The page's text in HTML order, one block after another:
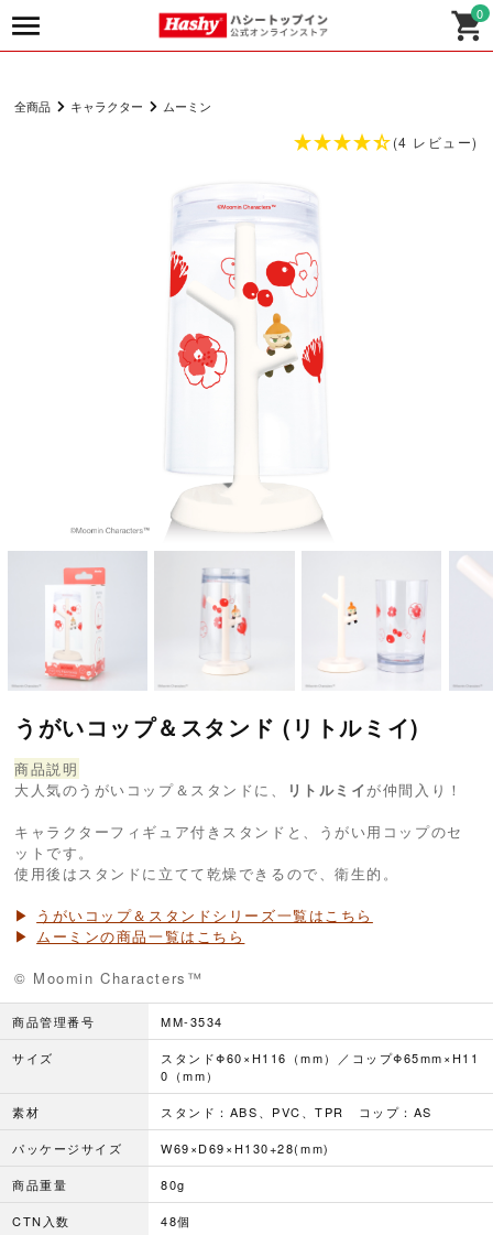
0
全商品 キャラクター ムーミン
(4 レビュー)
うがいコップ＆スタンド (リトルミイ)
商品説明
大人気のうがいコップ＆スタンドに、
リトルミイ が仲間入り！
キャラクターフィギュア付きスタンドと、うがい用コップのセ
ットです。
使用後はスタンドに立てて乾燥できるので、衛生的。
▶ うがいコップ＆スタンドシリーズ一覧はこちら
▶ムーミンの商品一覧はこちら
© Moomin Characters™
商品管理番号 MM-3534
サイズ
スタンドΦ60×H116（mm）／コップΦ65mm×H11
0（mm）
素材 スタンド：ABS、PVC、TPR コップ：AS
パッケージサイズ W69×D69×H130+28(mm)
商品重量 80g
CTN入数 48個